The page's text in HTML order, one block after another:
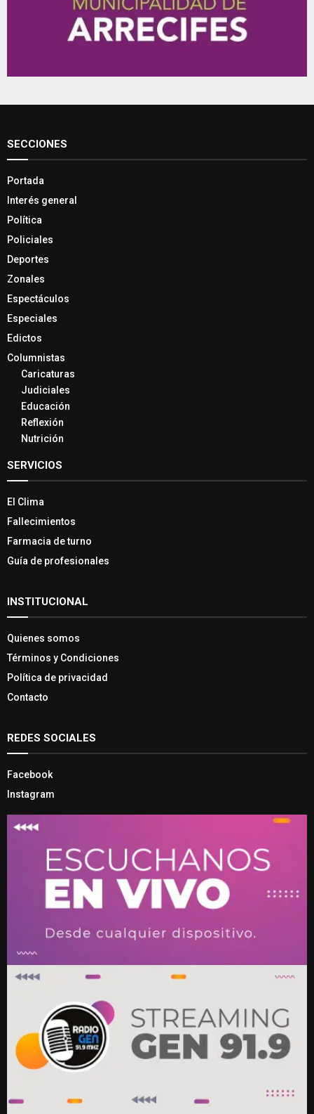
SECCIONES
Portada
Interés general
Política
Policiales
Deportes
Zonales
Espectáculos
Especiales
Edictos
Columnistas
Caricaturas
Judiciales
Educación
Reflexión
Nutrición
SERVICIOS
El Clima
Fallecimientos
Farmacia de turno
Guía de profesionales
INSTITUCIONAL
Quienes somos
Términos y Condiciones
Política de privacidad
Contacto
REDES SOCIALES
Facebook
Instagram